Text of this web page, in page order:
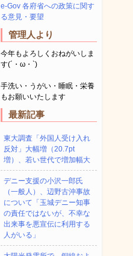
e-Gov 各府省への政策に関す
る意見・要望
管理人より
今年もよろしくおねがいしま
す(´・ω・`)
手洗い・うがい・睡眠・栄養
もお願いいたします
最新記事
東大調査「外国人受け入れ
反対」大幅増（20.7pt
増）、若い世代で増加幅大
デニー支援の小沢一郎氏
（一般人）、辺野古沖事故
について「玉城デニー知事
の責任ではないが、不幸な
出来事を悪宣伝に利用する
人がいる」